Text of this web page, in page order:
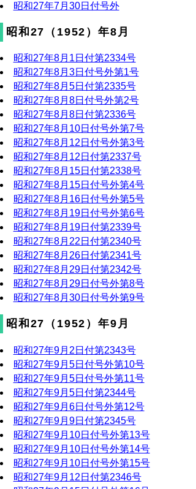
昭和27年7月30日付号外
昭和27（1952）年8月
昭和27年8月1日付第2334号
昭和27年8月3日付号外第1号
昭和27年8月5日付第2335号
昭和27年8月8日付号外第2号
昭和27年8月8日付第2336号
昭和27年8月10日付号外第7号
昭和27年8月12日付号外第3号
昭和27年8月12日付第2337号
昭和27年8月15日付第2338号
昭和27年8月15日付号外第4号
昭和27年8月16日付号外第5号
昭和27年8月19日付号外第6号
昭和27年8月19日付第2339号
昭和27年8月22日付第2340号
昭和27年8月26日付第2341号
昭和27年8月29日付第2342号
昭和27年8月29日付号外第8号
昭和27年8月30日付号外第9号
昭和27（1952）年9月
昭和27年9月2日付第2343号
昭和27年9月5日付号外第10号
昭和27年9月5日付号外第11号
昭和27年9月5日付第2344号
昭和27年9月6日付号外第12号
昭和27年9月9日付第2345号
昭和27年9月10日付号外第13号
昭和27年9月10日付号外第14号
昭和27年9月10日付号外第15号
昭和27年9月12日付第2346号